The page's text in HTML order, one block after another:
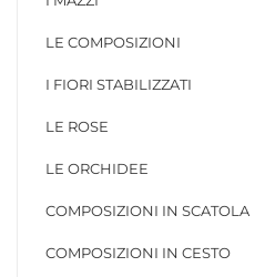
LE COMPOSIZIONI
I FIORI STABILIZZATI
LE ROSE
LE ORCHIDEE
COMPOSIZIONI IN SCATOLA
COMPOSIZIONI IN CESTO